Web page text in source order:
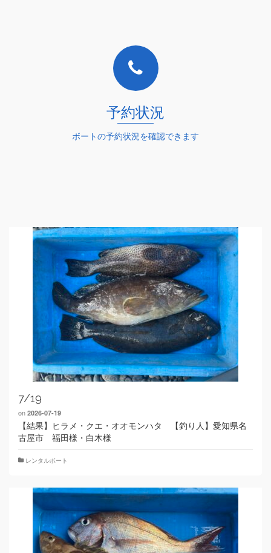
予約状況
ボートの予約状況を確認できます
7/19
on 2026-07-19
【結果】ヒラメ・クエ・オオモンハタ 【釣り人】愛知県名
古屋市 福田様・白木様
レンタルボート